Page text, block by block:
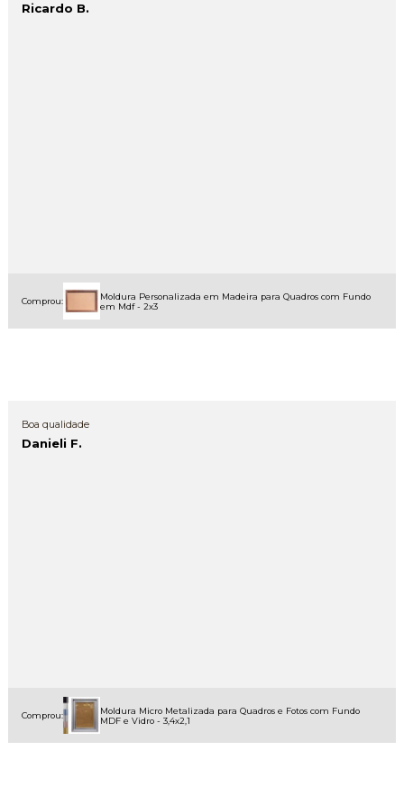
Ricardo B.
Comprou:
Moldura Personalizada em Madeira para Quadros com Fundo
em Mdf - 2x3
Boa qualidade
Danieli F.
Comprou:
Moldura Micro Metalizada para Quadros e Fotos com Fundo
MDF e Vidro - 3,4x2,1